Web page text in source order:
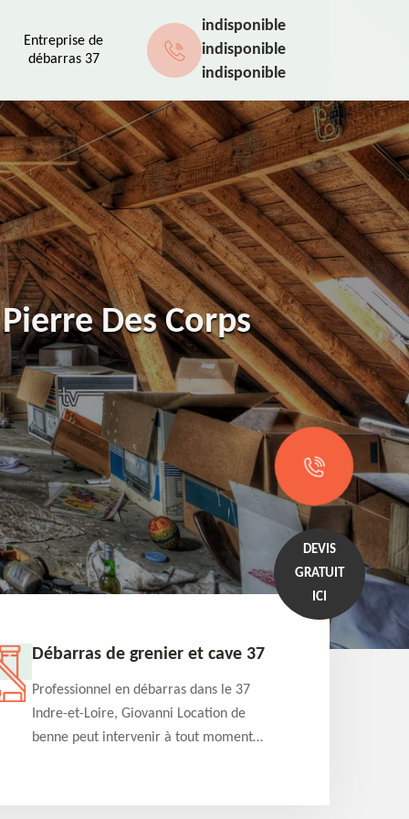
Entreprise de
débarras 37
indisponible
indisponible
indisponible
Des Corps
DEVIS
GRATUIT
ICI
Débarras de grenier et cave 37
Professionnel en débarras dans le 37
Indre-et-Loire, Giovanni Location de
benne peut intervenir à tout moment
détaillé offert